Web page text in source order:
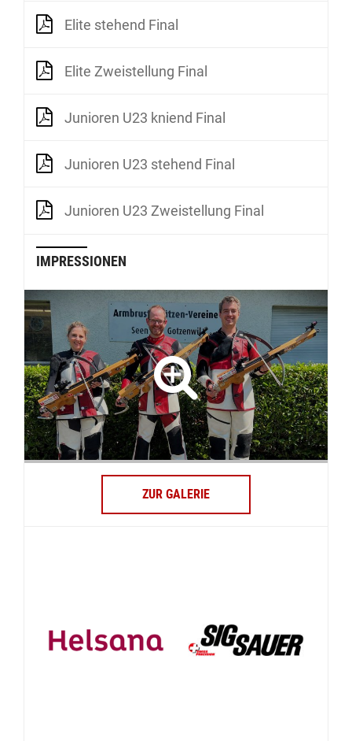
Elite stehend Final
Elite Zweistellung Final
Junioren U23 kniend Final
Junioren U23 stehend Final
Junioren U23 Zweistellung Final
IMPRESSIONEN
ZUR GALERIE